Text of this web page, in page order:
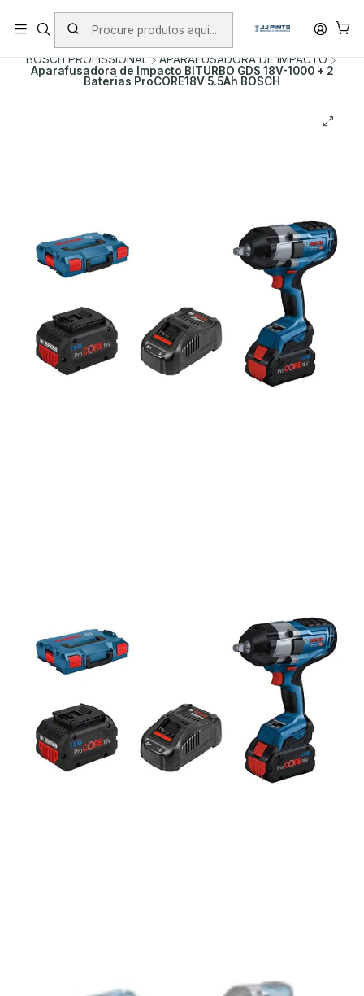
PORTES INCLUÍDOS EM ENCOMENDAS +75€ (excepto ilhas)
Início PRODUTOS
FERRAMENTAS SEM FIO
BOSCH PROFISSIONAL
APARAFUSADORA DE IMPACTO
Aparafusadora de Impacto BITURBO GDS 18V-1000 + 2
Baterias ProCORE18V 5.5Ah BOSCH